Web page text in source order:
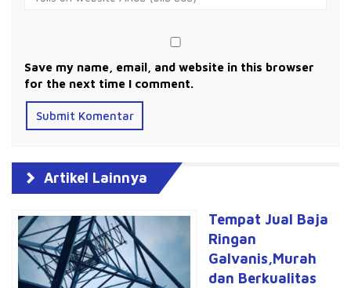
Save my name, email, and website in this browser
for the next time I comment.
Artikel Lainnya
Tempat Jual Baja
Ringan
Galvanis,Murah
dan Berkualitas